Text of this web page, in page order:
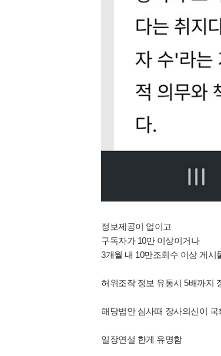
정보제공이 업이고
구독자가 10만 이상이거나
3개월 내 10만조회수 이상 게시
허위조작 정보 유통시 5배까지
해당법안 심사때 장사의신이
일장연설 한게 유명함